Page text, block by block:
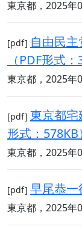
東京都，2025年
[pdf] 自由民
（PDF形式：
東京都，2025年
[pdf] 東京都宅
形式：578KB）
東京都，2025年
[pdf] 早尾恭一
東京都，2025年